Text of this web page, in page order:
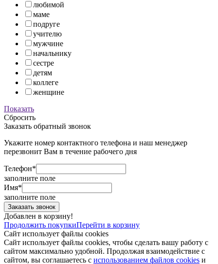
любимой
маме
подруге
учителю
мужчине
начальнику
сестре
детям
коллеге
женщине
Показать
Сбросить
Заказать обратный звонок
Укажите номер контактного телефона и наш менеджер
перезвонит Вам в течение рабочего дня
Телефон*
заполните поле
Имя*
заполните поле
Добавлен в корзину!
Продолжить покупкиПерейти в корзину
Сайт использует файлы cookies
Сайт использует файлы cookies, чтобы сделать вашу работу с
сайтом максимально удобной. Продолжая взаимодействие с
сайтом, вы соглашаетесь с использованием файлов cookies и